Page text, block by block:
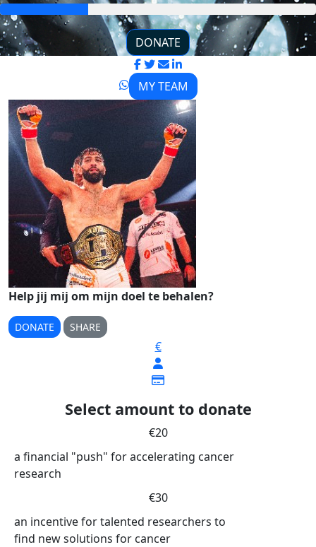
DONATE
MY TEAM
Help jij mij om mijn doel te behalen?
DONATE SHARE
€
Select amount to donate
€20
a financial "push" for accelerating cancer
research
€30
an incentive for talented researchers to
find new solutions for cancer